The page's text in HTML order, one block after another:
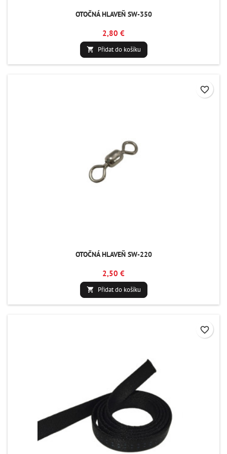
OTOČNÁ HLAVEŇ SW-350
2,80 €
 Přidat do košíku
OTOČNÁ HLAVEŇ SW-220
2,50 €
 Přidat do košíku
favorite_border
favorite_border